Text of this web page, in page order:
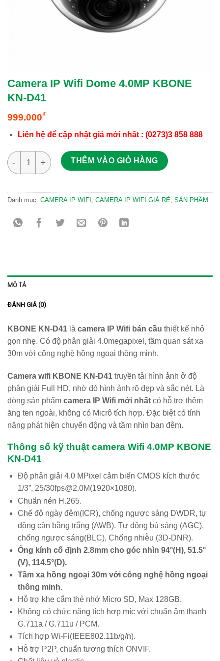
Camera IP Wifi Dome 4.0MP KBONE
KN-D41
999.000₫
Liên hệ để cập nhật giá mới nhất : (0273)3 858 888
Camera IP Wifi Dome 4.0MP KBONE KN-D41 số lượng
THÊM VÀO GIỎ HÀNG
Danh mục: CAMERA IP WIFI CAMERA IP WIFI GIÁ RẺ SẢN PHẨM
MÔ TẢ
ĐÁNH GIÁ (0)
KBONE KN-D41 là camera IP Wifi bán cầu thiết kế nhỏ
gọn nhẹ. Có độ phân giải 4.0megapixel, tầm quan sát xa
30m với công nghệ hồng ngoại thông minh.
Camera wifi KBONE KN-D41 truyền tải hình ảnh ở độ
phân giải Full HD, nhờ đó hình ảnh rõ đẹp và sắc nét. Là
dòng sản phẩm camera IP Wifi mới nhất có hỗ trợ thêm
ăng ten ngoài, không có Micrô tích hợp. Đặc biệt có tính
năng phát hiện chuyển động và tầm nhìn ban đêm.
Thông số kỹ thuật camera Wifi 4.0MP KBONE
KN-D41
Độ phân giải 4.0 MPixel cảm biến CMOS kích thước
1/3”, 25/30fps@2.0M(1920×1080).
Chuẩn nén H.265.
Chế độ ngày đêm(ICR), chống ngược sáng DWDR, tự
động cân bằng trắng (AWB). Tự động bù sáng (AGC),
chống ngược sáng(BLC), Chống nhiễu (3D-DNR).
Ống kính cố định 2.8mm cho góc nhìn 94°(H), 51.5°
(V), 114.5°(D).
Tầm xa hồng ngoại 30m với công nghệ hồng ngoại
thông minh.
Hỗ trợ khe cắm thẻ nhớ Micro SD, Max 128GB.
Không có chức năng tích hợp míc với chuẩn âm thanh
G.711a / G.711u / PCM.
Tích hợp Wi-Fi(IEEE802.11b/g/n).
Hỗ trợ P2P, chuẩn tương thích ONVIF.